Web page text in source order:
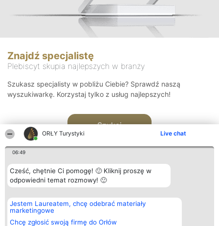
ORŁY Turystyki Live chat
06:49
Cześć, chętnie Ci pomogę! 🙂 Kliknij proszę w
odpowiedni temat rozmowy! 🙂
Jestem Laureatem, chcę odebrać materiały
marketingowe
Chcę zgłosić swoją firmę do Orłów
Znajdź specjalistę
Plebiscyt skupia najlepszych w branży
Szukasz specjalisty w pobliżu Ciebie? Sprawdź naszą
wyszukiwarkę. Korzystaj tylko z usług najlepszych!
Szukaj
Organizator plebiscytu
Bright Side Solutions sp. z o.
o. sp. k.
ul. Ruska 22
Plebiscyt
Laureaci
wszystkich
Kontakt
Kontakt